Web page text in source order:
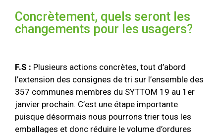
Concrètement, quels seront les
changements pour les usagers?
F.S : Plusieurs actions concrètes, tout d’abord
l’extension des consignes de tri sur l’ensemble des
357 communes membres du SYTTOM 19 au 1er
janvier prochain. C’est une étape importante
puisque désormais nous pourrons trier tous les
emballages et donc réduire le volume d’ordures